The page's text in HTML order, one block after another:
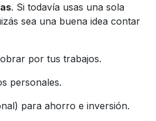
. Si todavía usas una sola
sea una buena idea contar
por tus trabajos.
personales.
para ahorro e inversión.